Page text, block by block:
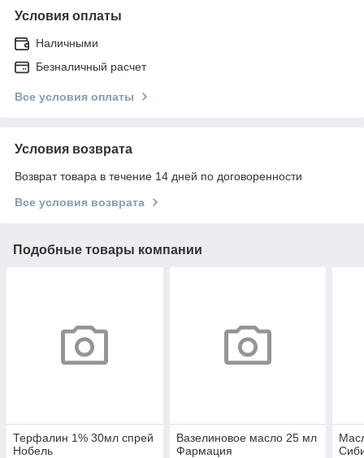
Условия оплаты
Наличными
Безналичный расчет
Все условия оплаты
Условия возврата
Возврат товара в течение 14 дней по договоренности
Все условия возврата
Подобные товары компании
Терфалин 1% 30мл спрей
Нобель
Вазелиновое масло 25 мл
Фармация